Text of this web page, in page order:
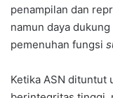
penampilan dan
namun daya
pemenuhan fungsi
​Ketika ASN dituntut